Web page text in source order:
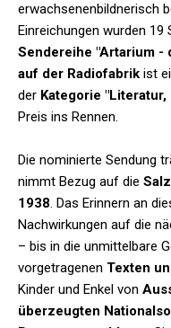
erwachsenenbildnerisch
Einreichungen wurden 19
Sendereihe "Artarium -
auf der Radiofabrik ist
der Kategorie "Literatur,
Preis ins Rennen.
Die nominierte Sendung
nimmt Bezug auf die
1938. Das Erinnern an
Nachwirkungen auf die
– bis in die unmittelbare
vorgetragenen Texten
Kinder und Enkel von
überzeugten